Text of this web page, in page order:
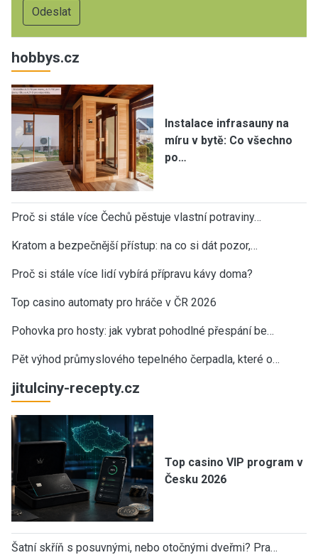
hobbys.cz
Instalace infrasauny na
míru v bytě: Co všechno
po…
Proč si stále více Čechů pěstuje vlastní potraviny…
Kratom a bezpečnější přístup: na co si dát pozor,…
Proč si stále více lidí vybírá přípravu kávy doma?
Top casino automaty pro hráče v ČR 2026
Pohovka pro hosty: jak vybrat pohodlné přespání be…
Pět výhod průmyslového tepelného čerpadla, které o…
jitulciny-recepty.cz
Top casino VIP program v
Česku 2026
Šatní skříň s posuvnými, nebo otočnými dveřmi? Pra…